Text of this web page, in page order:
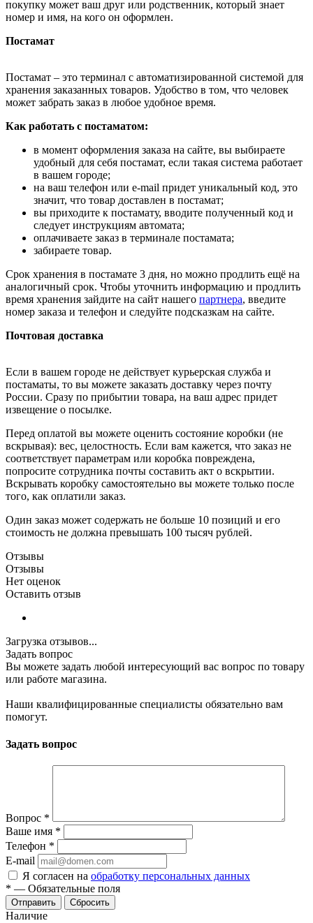
покупку может ваш друг или родственник, который знает
номер и имя, на кого он оформлен.
Постамат
Постамат – это терминал с автоматизированной системой для
хранения заказанных товаров. Удобство в том, что человек
может забрать заказ в любое удобное время.
Как работать с постаматом:
в момент оформления заказа на сайте, вы выбираете
удобный для себя постамат, если такая система работает
в вашем городе;
на ваш телефон или e-mail придет уникальный код, это
значит, что товар доставлен в постамат;
вы приходите к постамату, вводите полученный код и
следует инструкциям автомата;
оплачиваете заказ в терминале постамата;
забираете товар.
Срок хранения в постамате 3 дня, но можно продлить ещё на
аналогичный срок. Чтобы уточнить информацию и продлить
время хранения зайдите на сайт нашего партнера, введите
номер заказа и телефон и следуйте подсказкам на сайте.
Почтовая доставка
Если в вашем городе не действует курьерская служба и
постаматы, то вы можете заказать доставку через почту
России. Сразу по прибытии товара, на ваш адрес придет
извещение о посылке.
Перед оплатой вы можете оценить состояние коробки (не
вскрывая): вес, целостность. Если вам кажется, что заказ не
соответствует параметрам или коробка повреждена,
попросите сотрудника почты составить акт о вскрытии.
Вскрывать коробку самостоятельно вы можете только после
того, как оплатили заказ.
Один заказ может содержать не больше 10 позиций и его
стоимость не должна превышать 100 тысяч рублей.
Отзывы
Отзывы
Нет оценок
Оставить отзыв
Загрузка отзывов...
Задать вопрос
Вы можете задать любой интересующий вас вопрос по товару
или работе магазина.
Наши квалифицированные специалисты обязательно вам
помогут.
Задать вопрос
Вопрос *
Ваше имя *
Телефон *
E-mail
Я согласен на обработку персональных данных
* — Обязательные поля
Отправить Сбросить
Наличие